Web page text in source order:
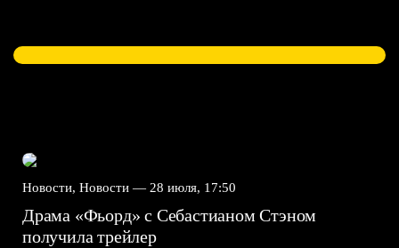
Новости, Новости — 28 июля, 17:50
Драма «Фьорд» с Себастианом Стэном
получила трейлер